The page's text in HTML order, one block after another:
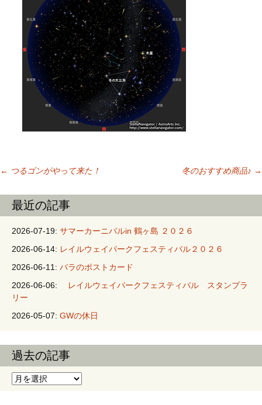
投稿ナビゲーシ
ョン
← つるゴンがやって来た！ 冬のおすすめ商品♪ →
最近の記事
2026-07-19: サマーカーニバルin 鶴ヶ島 ２０２６
2026-06-14: レイルウェイパークフェスティバル２０２６
2026-06-11: バラのポストカード
2026-06-06:
レイルウェイパークフェスティバル スタンプラ
リー
2026-05-07: GWの休日
過去の記事
過去の記事